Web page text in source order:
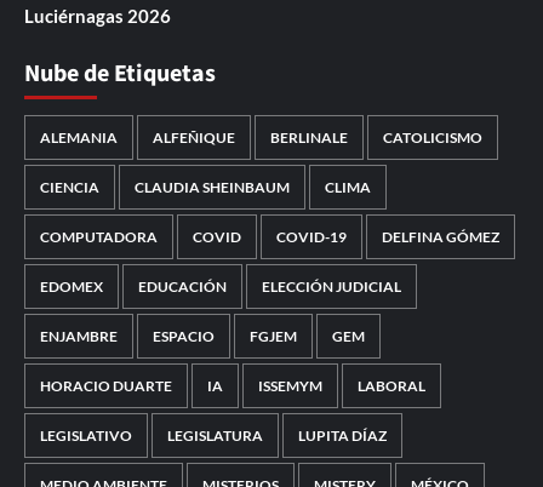
Luciérnagas 2026
Nube de Etiquetas
ALEMANIA ALFEÑIQUE BERLINALE CATOLICISMO
CIENCIA CLAUDIA SHEINBAUM CLIMA
COMPUTADORA COVID COVID-19 DELFINA GÓMEZ
EDOMEX EDUCACIÓN ELECCIÓN JUDICIAL
ENJAMBRE ESPACIO FGJEM GEM
HORACIO DUARTE IA ISSEMYM LABORAL
LEGISLATIVO LEGISLATURA LUPITA DÍAZ